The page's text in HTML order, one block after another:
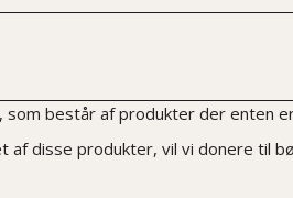
som består af produkter der enten
af disse produkter, vil vi donere til